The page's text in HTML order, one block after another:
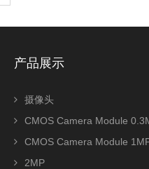
产品展示
摄像头
CMOS Camera Module
CMOS Camera Module
2MP